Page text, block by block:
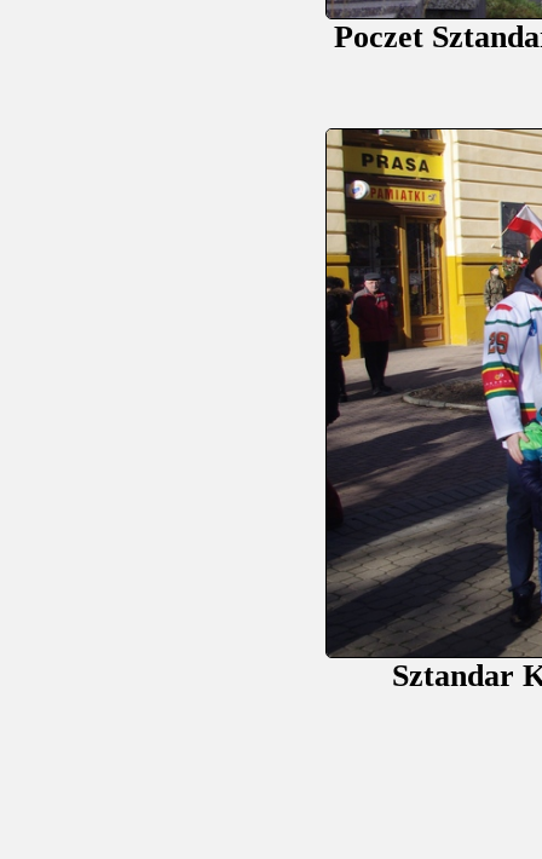
Poczet
Sztandar